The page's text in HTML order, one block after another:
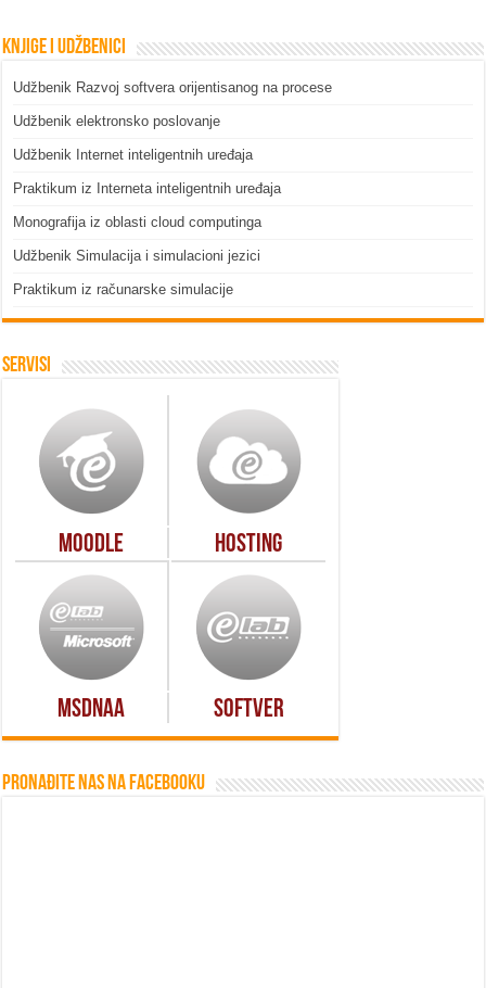
Knjige i udžbenici
Udžbenik Razvoj softvera orijentisanog na procese
Udžbenik elektronsko poslovanje
Udžbenik Internet inteligentnih uređaja
Praktikum iz Interneta inteligentnih uređaja
Monografija iz oblasti cloud computinga
Udžbenik Simulacija i simulacioni jezici
Praktikum iz računarske simulacije
Servisi
Moodle Hosting
MSDNAA Softver
Pronađite nas na Facebooku